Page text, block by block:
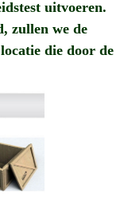
uitvoeren.
zullen we de
die door de